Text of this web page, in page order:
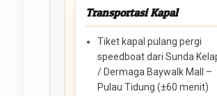
Transportasi Kapal
Tiket kapal pulang pergi
speedboat dari Sunda
/ Dermaga Baywalk Mall –
Pulau Tidung (±60 menit)